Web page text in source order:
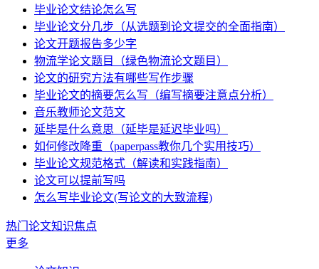
毕业论文结论怎么写
毕业论文分几步（从选题到论文提交的全面指南）
论文开题报告多少字
物流学论文题目（绿色物流论文题目）
论文的研究方法有哪些写作步骤
毕业论文的摘要怎么写（编写摘要注意点分析）
音乐教师论文范文
延毕是什么意思（延毕是延迟毕业吗）
如何修改降重（paperpass教你几个实用技巧）
毕业论文规范格式（解读和实践指南）
论文可以提前写吗
怎么写毕业论文(写论文的大致流程)
热门论文知识焦点
更多